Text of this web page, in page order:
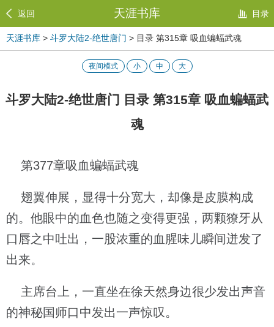
返回 天涯书库 目录
天涯书库 > 斗罗大陆2-绝世唐门 > 目录 第315章 吸血蝙蝠武魂
夜间模式 小 中 大
斗罗大陆2-绝世唐门 目录 第315章 吸血蝙蝠武
魂
第377章吸血蝙蝠武魂
翅翼伸展，显得十分宽大，却像是皮膜构成
的。他眼中的血色也随之变得更强，两颗獠牙从
口唇之中吐出，一股浓重的血腥味儿瞬间迸发了
出来。
主席台上，一直坐在徐天然身边很少发出声音
的神秘国师口中发出一声惊叹。